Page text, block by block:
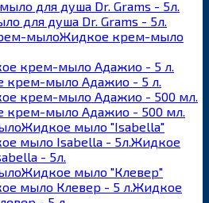
для душа Dr. Grams - 5л.
Жидкое крем-мыло
крем-мыло Адажио - 5 л.
крем-мыло Адажио - 500 мл.
Жидкое мыло "Isabella"
Жидкое
- 5л.
Жидкое мыло "Клевер"
Жидкое